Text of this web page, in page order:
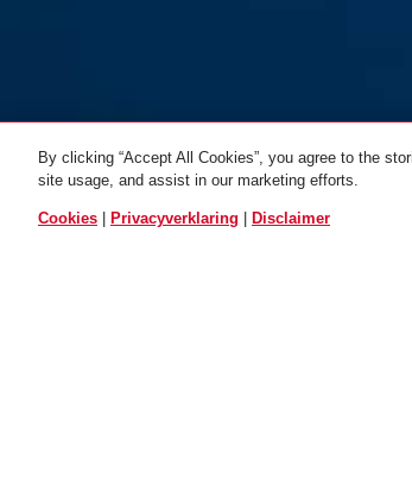
By clicking “Accept All Cookies”, you agree to the
site usage, and assist in our marketing efforts.
Cookies Privacyverklaring Disclaimer